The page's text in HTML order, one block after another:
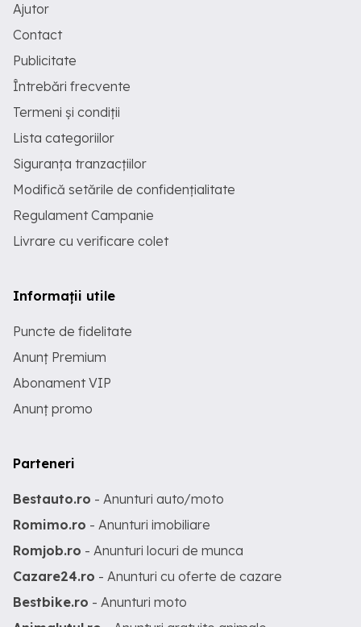
Ajutor
Contact
Publicitate
Întrebări frecvente
Termeni și condiții
Lista categoriilor
Siguranța tranzacțiilor
Modifică setările de confidențialitate
Regulament Campanie
Livrare cu verificare colet
Informații utile
Puncte de fidelitate
Anunț Premium
Abonament VIP
Anunț promo
Parteneri
Bestauto.ro - Anunturi auto/moto
Romimo.ro - Anunturi imobiliare
Romjob.ro - Anunturi locuri de munca
Cazare24.ro - Anunturi cu oferte de cazare
Bestbike.ro - Anunturi moto